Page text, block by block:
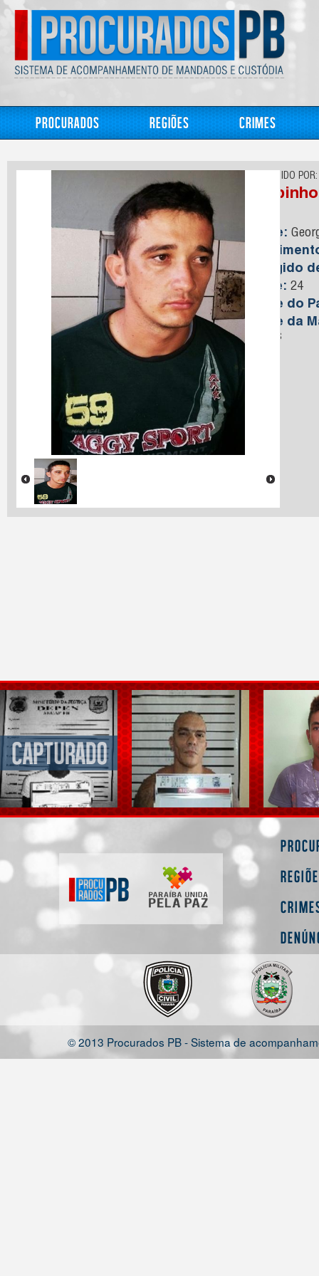
Procurados Regiões Crimes
CONHECIDO POR:
Felipinho
Nome:
Foragido
Idade: 24
Nome do
Nome da
Santos
© 2013 Procurados PB - Sistema de